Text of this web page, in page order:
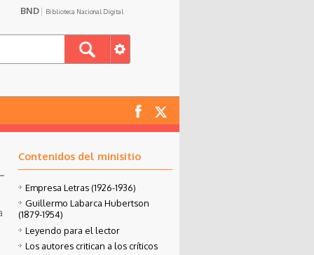
BND Biblioteca Nacional Digital
Contenidos del minisitio
Empresa Letras (1926-1936)
Guillermo Labarca Hubertson
(1879-1954)
Leyendo para el lector
Los autores critican a los críticos